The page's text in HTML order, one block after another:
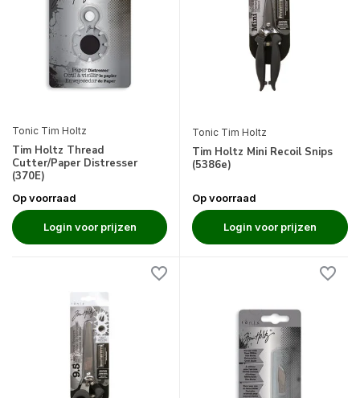
Tonic Tim Holtz
Tim Holtz Thread
Cutter/Paper Distresser
(370E)
Op voorraad
Login voor prijzen
Tonic Tim Holtz
Tim Holtz Mini Recoil Snips
(5386e)
Op voorraad
Login voor prijzen